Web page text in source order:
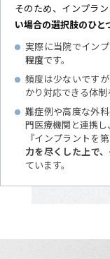
そのため、インプラ
い場合の選択肢のひと
実際に当院でイン
程度です。
頻度は少ないです
かり対応できる体制
難症例や高度な外
門医療機関と連携し
『インプラントを
力を尽くした上で
ています。